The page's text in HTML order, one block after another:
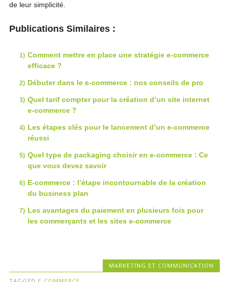
de leur simplicité.
Publications Similaires :
Comment mettre en place une stratégie e-commerce
efficace ?
Débuter dans le e-commerce : nos conseils de pro
Quel tarif compter pour la création d’un site internet
e-commerce ?
Les étapes clés pour le lancement d’un e-commerce
réussi
Quel type de packaging choisir en e-commerce : Ce
que vous devez savoir
E-commerce : l’étape incontournable de la création
du business plan
Les avantages du paiement en plusieurs fois pour
les commerçants et les sites e-commerce
MARKETING ET COMMUNICATION